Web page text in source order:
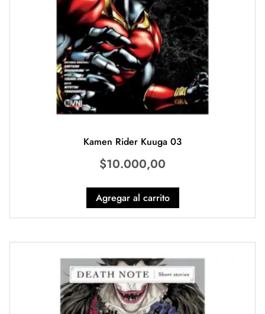
Kamen Rider Kuuga 03
$10.000,00
Agregar al carrito